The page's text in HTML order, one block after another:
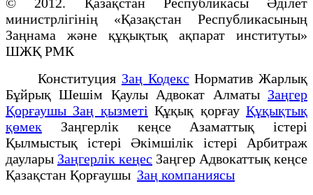
министрлігінің «Қазақстан Республикасының
Заңнама және құқықтық ақпарат институты»
ШЖҚ РМК
Конституция Заң Кодекс Норматив Жарлық
Бұйрық Шешім Қаулы Адвокат Алматы Заңгер
Қорғаушы Заң қызметі Құқық қорғауҚұқықтық
қөмек Заңгерлік кеңсе Азаматтық істері
Қылмыстық істері Әкімшілік істері Арбитраж
даулары Заңгерлік кеңес Заңгер Адвокаттық кеңсе
Қазақстан Қорғаушы Заң компаниясы